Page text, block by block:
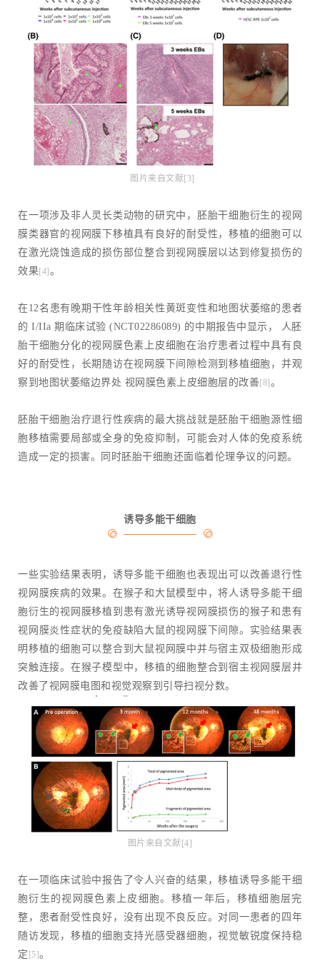
图片来自文献[3]
在一项涉及非人灵长类动物的研究中，胚胎干细胞衍生的视网
膜类器官的视网膜下移植具有良好的耐受性，移植的细胞可以
在激光烧蚀造成的损伤部位整合到视网膜层以达到修复损伤的
效果 [4] 。
在12名患有晚期干性年龄相关性黄斑变性和地图状萎缩的患者
的 I/IIa 期临床试验 (NCT02286089) 的中期报告中显示， 人胚
胎干细胞分化的视网膜色素上皮细胞在治疗患者过程中具有良
好的耐受性，长期随访在视网膜下间隙检测到移植细胞，并观
察到地图状萎缩边界处 视网膜色素上皮细胞层的改善[8] 。
胚胎干细胞治疗退行性疾病的最大挑战就是胚胎干细胞源性细
胞移植需要局部或全身的免疫抑制，可能会对人体的免疫系统
造成一定的损害。同时胚胎干细胞还面临着伦理争议的问题。
诱导多能干细胞
一些实验结果表明，诱导多能干细胞也表现出可以改善退行性
视网膜疾病的效果。在猴子和大鼠模型中，将人诱导多能干细
胞衍生的视网膜移植到患有激光诱导视网膜损伤的猴子和患有
视网膜炎性症状的免疫缺陷大鼠的视网膜下间隙。实验结果表
明移植的细胞可以整合到大鼠视网膜中并与宿主双极细胞形成
突触连接。在猴子模型中，移植的细胞整合到宿主视网膜层并
改善了视网膜电图和视觉观察到引导扫视分数。
图片来自文献[4]
在一项临床试验中报告了令人兴奋的结果，移植诱导多能干细
胞衍生的视网膜色素上皮细胞。移植一年后，移植细胞层完
整，患者耐受性良好，没有出现不良反应。对同一患者的四年
随访发现，移植的细胞支持光感受器细胞，视觉敏锐度保持稳
定 [5]。